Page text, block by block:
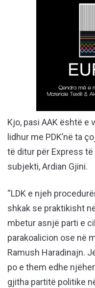
Kjo, pasi AAK është e
lidhur me PDK’në ta
të ditur për Express
subjekti, Ardian Gjini.
“LDK e njeh
shkak se praktikisht
mbetur asnjë parti e
parakoalicion ose në
Ramush Haradinajn.
po e them edhe
gjitha partitë politike